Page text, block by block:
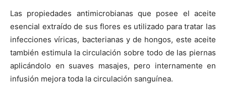
Las propiedades antimicrobianas que posee el aceite
esencial extraído de sus flores es utilizado para tratar las
infecciones víricas, bacterianas y de hongos, este aceite
también estimula la circulación sobre todo de las piernas
aplicándolo en suaves masajes, pero internamente en
infusión mejora toda la circulación sanguínea.